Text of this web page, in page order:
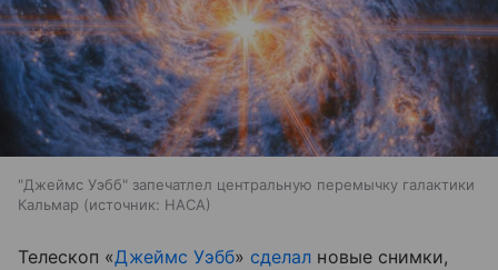
"Джеймс Уэбб" запечатлел центральную перемычку галактики
Кальмар
источник: НАСА
Телескоп «Джеймс Уэбб» сделал новые снимки,